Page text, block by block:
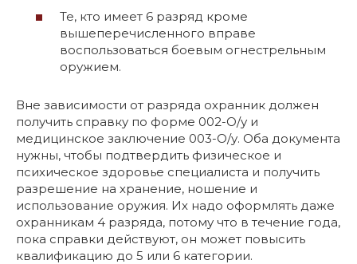
Те, кто имеет 6 разряд кроме
вышеперечисленного вправе
воспользоваться боевым огнестрельным
оружием.
Вне зависимости от разряда охранник должен
получить справку по форме 002-О/у и
медицинское заключение 003-О/у. Оба документа
нужны, чтобы подтвердить физическое и
психическое здоровье специалиста и получить
разрешение на хранение, ношение и
использование оружия. Их надо оформлять даже
охранникам 4 разряда, потому что в течение года,
пока справки действуют, он может повысить
квалификацию до 5 или 6 категории.